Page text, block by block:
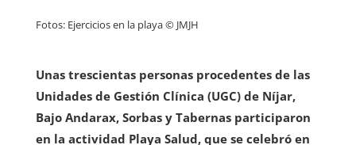
Fotos: Ejercicios en la playa © JMJH
Unas trescientas personas procedentes de las
Unidades de Gestión Clínica (UGC) de Níjar,
Bajo Andarax, Sorbas y Tabernas participaron
en la actividad Playa Salud, que se celebró en